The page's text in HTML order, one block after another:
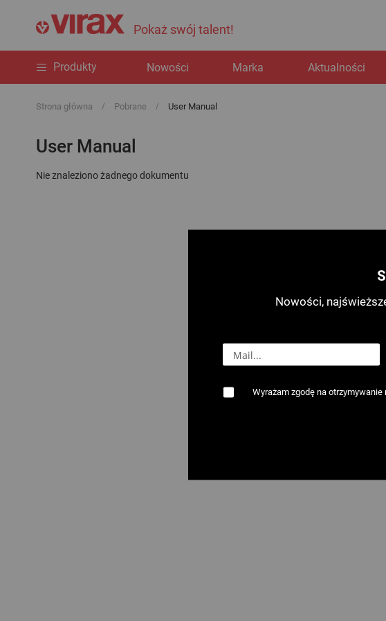
Pokaż swój talent!
Produkty Nowości Marka Aktualności
Strona główna Pobrane User Manual
User Manual
Nie znaleziono żadnego dokumentu
Nowości,
Wyrażam zgodę na